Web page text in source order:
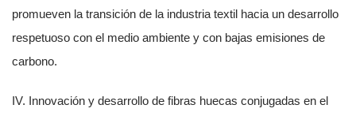
promueven la transición de la industria textil hacia un desarrollo
respetuoso con el medio ambiente y con bajas emisiones de
carbono.
IV. Innovación y desarrollo de fibras huecas conjugadas en el